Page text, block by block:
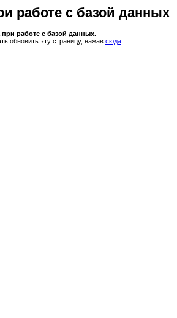
работе с базой данных
работе с базой данных.
обновить эту страницу, нажав сюда